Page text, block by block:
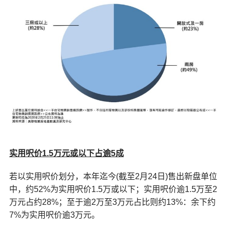
实用呎价1.5万元或以下占逾5成
若以实用呎价划分，本年迄今(截至2月24日)售出新盘单位
中，约52%为实用呎价1.5万或以下；实用呎价逾1.5万至2
万元占约28%；至于逾2万至3万元占比则约13%：余下约
7%为实用呎价逾3万元。